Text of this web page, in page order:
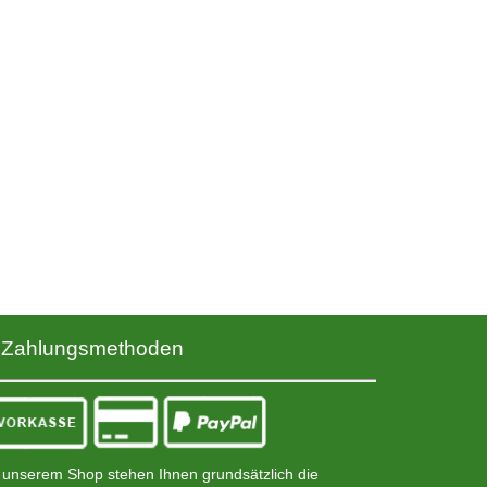
Zahlungsmethoden
unserem Shop stehen Ihnen grundsätzlich die